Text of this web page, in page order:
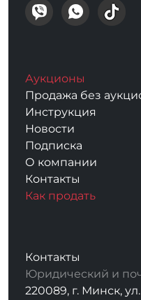
Аукционы
Продажа без
Инструкция
Новости
Подписка
О компании
Контакты
Как продать
Контакты
Юридический и
220089, г. Минск,